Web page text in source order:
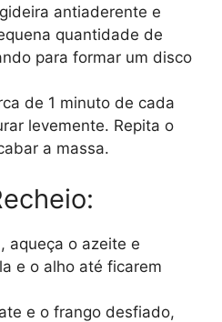
antiaderente e
quantidade de
para formar um disco
de 1 minuto de cada
levemente. Repita o
a massa.
aqueça o azeite e
e o alho até ficarem
e o frango desfiado,